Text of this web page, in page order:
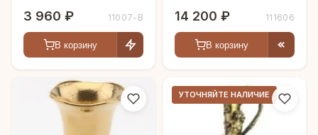
3 960 ₽ 11007-В
В корзину
14 200 ₽ 111606
В корзину
УТОЧНЯЙТЕ НАЛИЧИЕ